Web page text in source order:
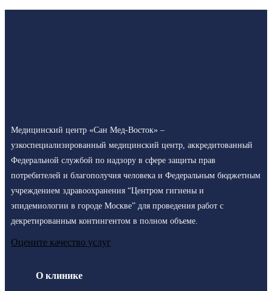
Медицинский центр «Сан Мед-Восток» –
узкоспециализированный медицинский центр, аккредитованный
Федеральной службой по надзору в сфере защиты прав
потребителей и благополучия человека и Федеральным бюджетным
учреждением здравоохранения “Центром гигиены и
эпидемиологии в городе Москве” для проведения работ с
декретированным контингентом в полном объеме.
Оцените качество услуг
О клинике